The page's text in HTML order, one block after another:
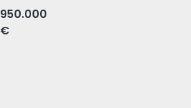
950.000
€